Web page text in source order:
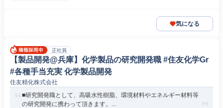
気になる
正社員
【製品開発@兵庫】化学製品の研究開発職 #住友化学Gr
#各種手当充実 化学製品開発
住友精化株式会社
■研究開発職として、高吸水性樹脂、環境材料やエネルギー材料等
の研究開発に携わって頂きます。...